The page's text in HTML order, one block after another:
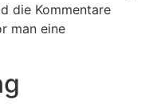
die Kommentare
man eine